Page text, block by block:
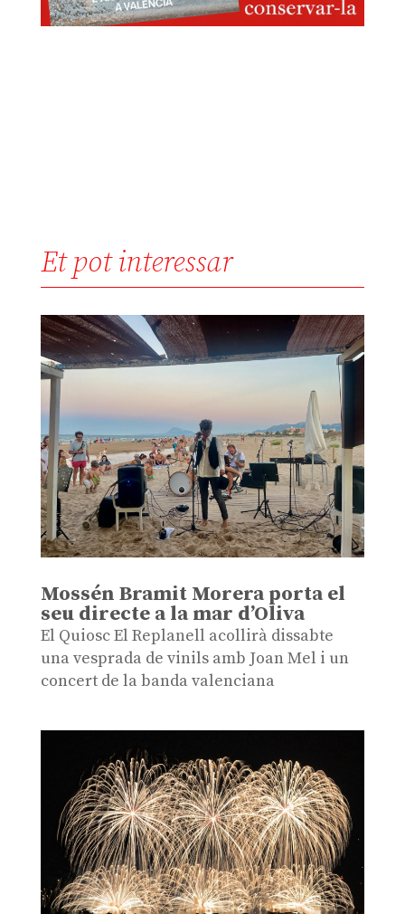
Et pot interessar
Mossén Bramit Morera porta el
seu directe a la mar d’Oliva
El Quiosc El Replanell acollirà dissabte
una vesprada de vinils amb Joan Mel i un
concert de la banda valenciana